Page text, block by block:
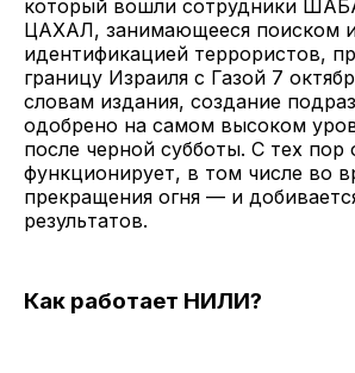
который вошли сотрудники
ЦАХАЛ, занимающееся поиском
идентификацией террористов,
границу Израиля с Газой 7
словам издания, создание
одобрено на самом высоком
после черной субботы. С тех пор
функционирует, в том числе во
прекращения огня — и
результатов.
Как работает НИЛИ?